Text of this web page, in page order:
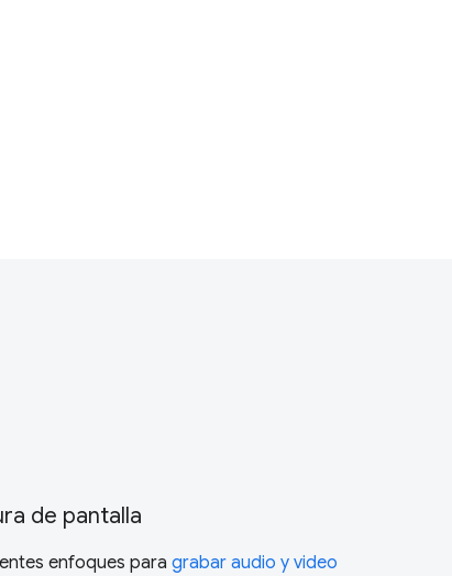
de pantalla
enfoques para grabar audio y video